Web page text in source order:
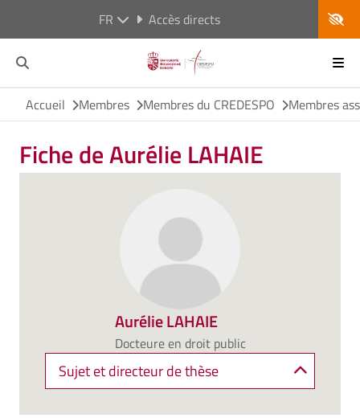
FR Accès directs
Accueil Membres Membres du CREDESPO Membres
Fiche de Aurélie LAHAIE
Aurélie LAHAIE
Docteure en droit public
Sujet et directeur de thèse